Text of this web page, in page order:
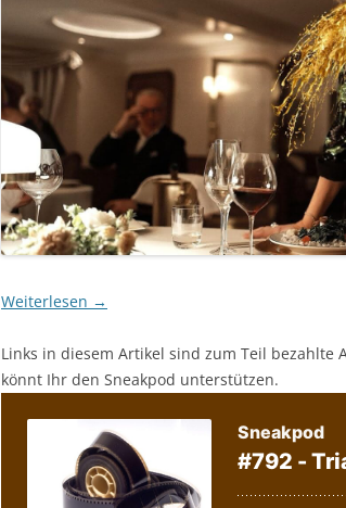
Weiterlesen →
Links in diesem Artikel sind zum Teil bezahlte
könnt Ihr den Sneakpod unterstützen.